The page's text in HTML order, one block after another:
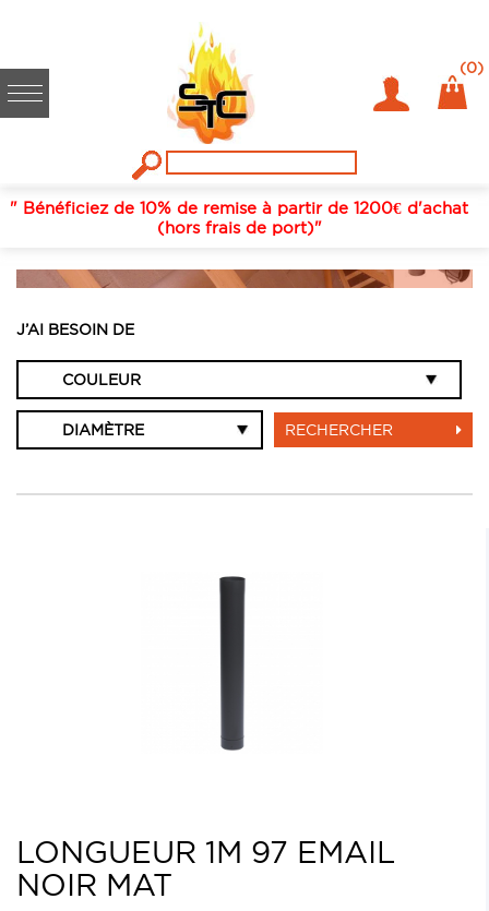
(0)
" Bénéficiez de 10% de remise à partir de 1200€ d'achat
(hors frais de port)"
FUMISTERIE / CONDUITS DE FUMÉES,
J’AI BESOIN DE
RECHERCHER
LONGUEUR 1M 97 EMAIL
NOIR MAT